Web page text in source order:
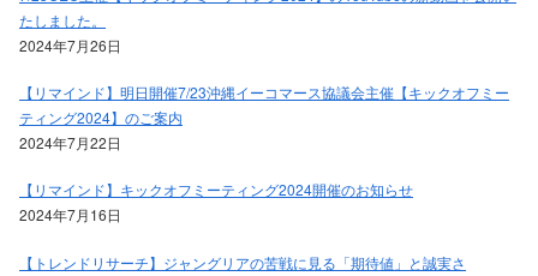
たしました。
2024年7月26日
【リマインド】明日開催7/23沖縄イーコマース協議会主催【キックオフミー
ティング2024】のご案内
2024年7月22日
【リマインド】キックオフミーティング2024開催のお知らせ
2024年7月16日
【トレンドリサーチ】ジャングリアの苦戦に見る「期待値」と誠実さ